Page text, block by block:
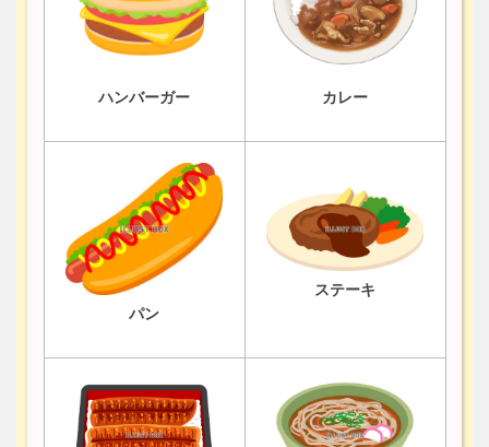
ハンバーガー カレー
パン
ステーキ